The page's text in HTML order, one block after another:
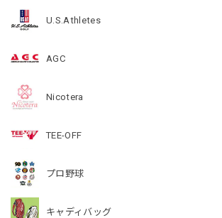
U.S.Athletes
AGC
Nicotera
TEE-OFF
プロ野球
キャディバッグ